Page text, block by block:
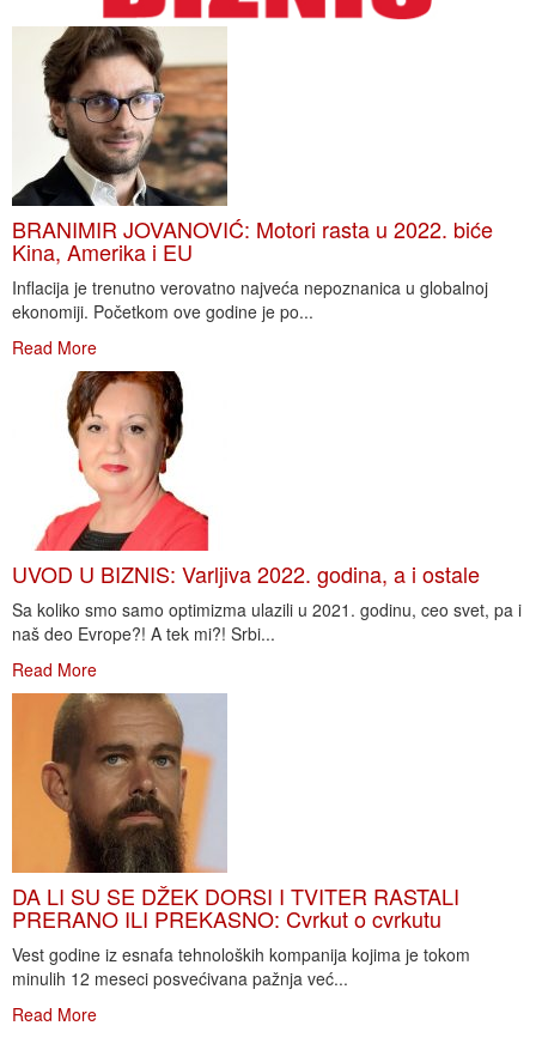
BRANIMIR JOVANOVIĆ: Motori rasta u 2022. biće
Kina, Amerika i EU
Inflacija je trenutno verovatno najveća nepoznanica u globalnoj
ekonomiji. Početkom ove godine je po...
Read More
UVOD U BIZNIS: Varljiva 2022. godina, a i ostale
Sa koliko smo samo optimizma ulazili u 2021. godinu, ceo svet, pa i
naš deo Evrope?! A tek mi?! Srbi...
Read More
DA LI SU SE DŽEK DORSI I TVITER RASTALI
PRERANO ILI PREKASNO: Cvrkut o cvrkutu
Vest godine iz esnafa tehnoloških kompanija kojima je tokom
minulih 12 meseci posvećivana pažnja već...
Read More